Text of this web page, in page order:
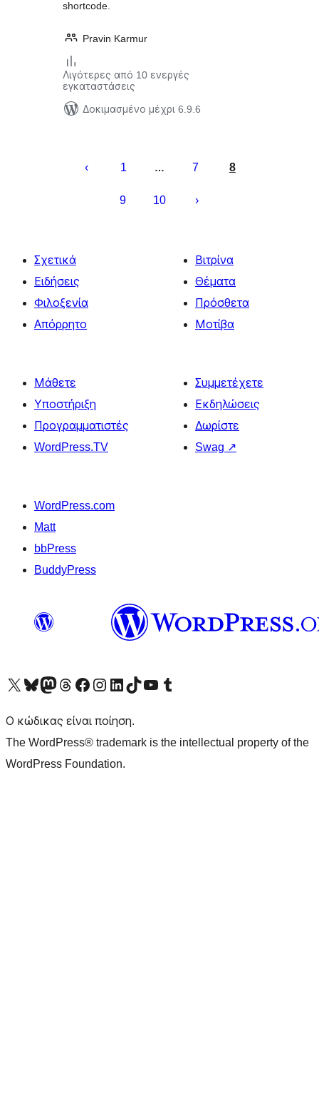
shortcode.
Pravin Karmur
Λιγότερες από 10 ενεργές
εγκαταστάσεις
Δοκιμασμένο μέχρι 6.9.6
άρθρων
1 … 7 8
9 10
Σχετικά
Ειδήσεις
Φιλοξενία
Απόρρητο
Βιτρίνα
Θέματα
Πρόσθετα
Μοτίβα
Μάθετε
Υποστήριξη
Προγραμματιστές
WordPress.TV
Συμμετέχετε
Εκδηλώσεις
Δωρίστε
Swag ↗
WordPress.com
Matt
bbPress
BuddyPress
Visit our X (formerly Twitter) account
Visit our Bluesky account
Επισκεφθείτε τον λογαριασμό μας στο Mastodon
Visit our Threads account
Επισκεφτείτε τη σελίδα μας στο Facebook
Επισκεφθείτε τον λογαριασμό μας Instagram
Επισκεφθείτε τον λογαριασμό μας LinkedIn
Visit our TikTok account
Visit our YouTube channel
Visit our Tumblr account
Ο κώδικας είναι ποίηση.
The WordPress® trademark is the intellectual property of the
WordPress Foundation.